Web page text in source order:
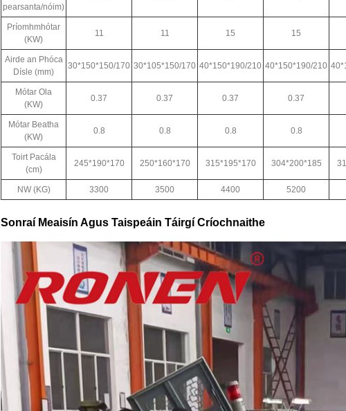
pearsanta/nóim)
Príomhmhótar
(KW)
11 11 15 15
Airde an Phóca
Dísle (mm)
30*150*150/170 30*105*150/170 40*150*190/210 40*150*190/210
Mótar Ola
(KW)
0.37 0.37 0.37 0.37
Mótar Beatha
(KW)
0.8 0.8 0.8 0.8
Toirt Pacála
(cm)
245*190*170 250*160*170 315*195*170 304*200*185
NW (KG) 3300 3500 4400 5200
Sonraí Meaisín Agus Taispeáin Táirgí Críochnaithe